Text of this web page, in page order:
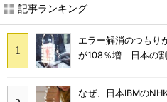
記事ランキング
エラー解消のつもり
が108％増 日本の割
なぜ、日本IBMの